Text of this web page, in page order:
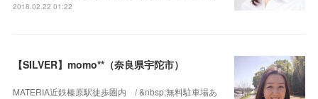
2018.02.22 01:22
【SILVER】momo**（奈良県宇陀市）
MATERIA近鉄榛原駅徒歩圏内 / &nbsp;無料駐車場あ